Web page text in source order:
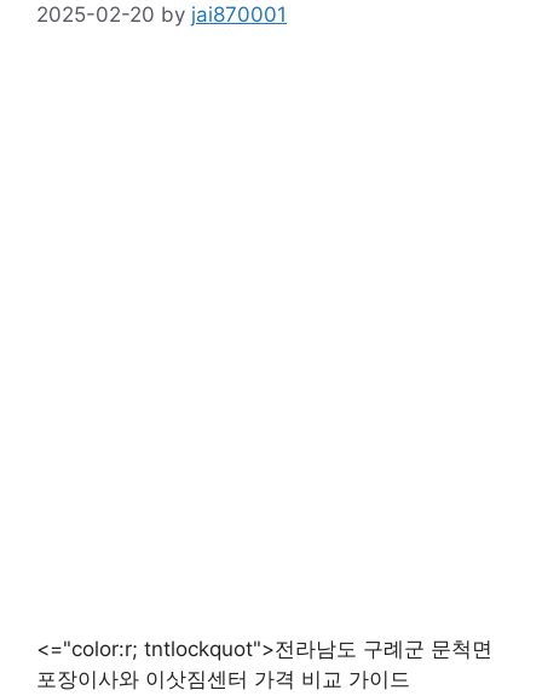
2025-02-20 by jai870001
<="color:r; tntlockquot">전라남도 구례군 문척면
포장이사와 이삿짐센터 가격 비교 가이드